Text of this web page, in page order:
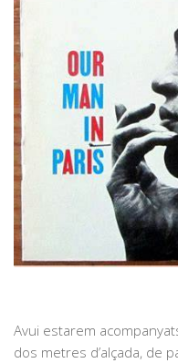
Avui estarem
dos metres d’alçada, de